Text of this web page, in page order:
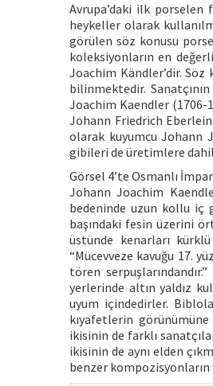
Avrupa’daki ilk
heykeller olarak
görülen söz konusu
koleksiyonların en
Joachim Kändler’dir. Söz
bilinmektedir.
Joachim Kaendler (1706-
Johann Friedrich
olarak kuyumcu Johann
gibileri de üretimlere dahil
Görsel 4’te Osmanlı
Johann Joachim
bedeninde uzun kollu iç
başındaki fesin üzerini
üstünde kenarları
“Mücevveze kavuğu 17.
tören
yerlerinde altın yaldız
uyum içindedirler.
kıyafetlerin
ikisinin de farklı
ikisinin de aynı elden
benzer kompozisyonların